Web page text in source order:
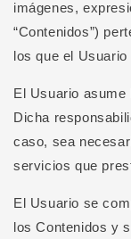
imágenes,
“Contenidos”)
los que el
El Usuario asume
Dicha
caso, sea
servicios que
El Usuario se
los Contenidos y